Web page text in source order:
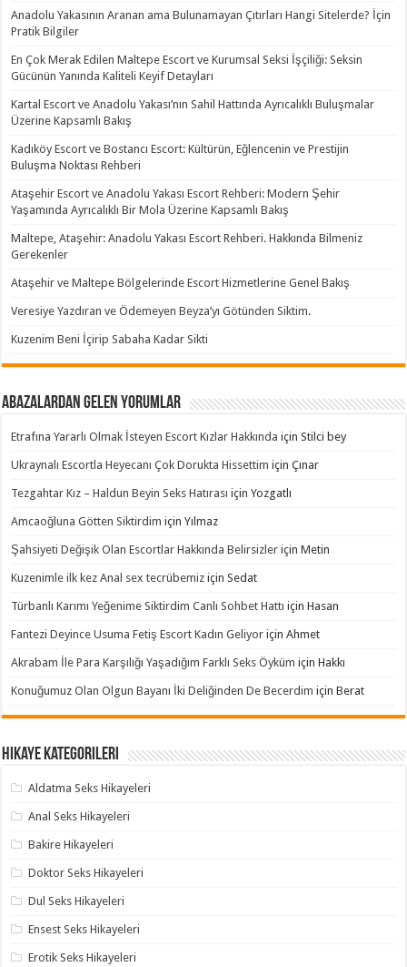
Anadolu Yakasının Aranan ama Bulunamayan Çıtırları Hangi Sitelerde? İçin
Pratik Bilgiler
En Çok Merak Edilen Maltepe Escort ve Kurumsal Seksi İşçiliği: Seksin
Gücünün Yanında Kaliteli Keyif Detayları
Kartal Escort ve Anadolu Yakası’nın Sahil Hattında Ayrıcalıklı Buluşmalar
Üzerine Kapsamlı Bakış
Kadıköy Escort ve Bostancı Escort: Kültürün, Eğlencenin ve Prestijin
Buluşma Noktası Rehberi
Ataşehir Escort ve Anadolu Yakası Escort Rehberi: Modern Şehir
Yaşamında Ayrıcalıklı Bir Mola Üzerine Kapsamlı Bakış
Maltepe, Ataşehir: Anadolu Yakası Escort Rehberi. Hakkında Bilmeniz
Gerekenler
Ataşehir ve Maltepe Bölgelerinde Escort Hizmetlerine Genel Bakış
Veresiye Yazdıran ve Ödemeyen Beyza’yı Götünden Siktim.
Kuzenim Beni İçirip Sabaha Kadar Sikti
Abazalardan Gelen Yorumlar
Etrafına Yararlı Olmak İsteyen Escort Kızlar Hakkında içinStilci bey
Ukraynalı Escortla Heyecanı Çok Dorukta Hissettim içinÇınar
Tezgahtar Kız – Haldun Beyin Seks Hatırası içinYozgatlı
Amcaoğluna Götten Siktirdim içinYılmaz
Şahsiyeti Değişik Olan Escortlar Hakkında Belirsizler içinMetin
Kuzenimle ilk kez Anal sex tecrübemiz içinSedat
Türbanlı Karımı Yeğenime Siktirdim Canlı Sohbet Hattı içinHasan
Fantezi Deyince Usuma Fetiş Escort Kadın Geliyor içinAhmet
Akrabam İle Para Karşılığı Yaşadığım Farklı Seks Öyküm içinHakkı
Konuğumuz Olan Olgun Bayanı İki Deliğinden De Becerdim içinBerat
Hikaye Kategorileri
Aldatma Seks Hikayeleri
Anal Seks Hikayeleri
Bakire Hikayeleri
Doktor Seks Hikayeleri
Dul Seks Hikayeleri
Ensest Seks Hikayeleri
Erotik Seks Hikayeleri